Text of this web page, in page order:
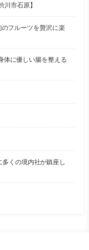
市石原】
フルーツを贅沢に楽
体に優しい腸を整える
くの境内社が鎮座し